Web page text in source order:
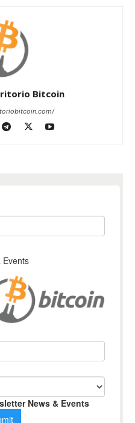
Bitcoin